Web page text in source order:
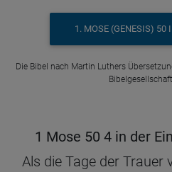
1. MOSE (GENESIS) 50
Die Bibel nach Martin Luthers
1 Mose 50 4 in der
Als die Tage der Trauer